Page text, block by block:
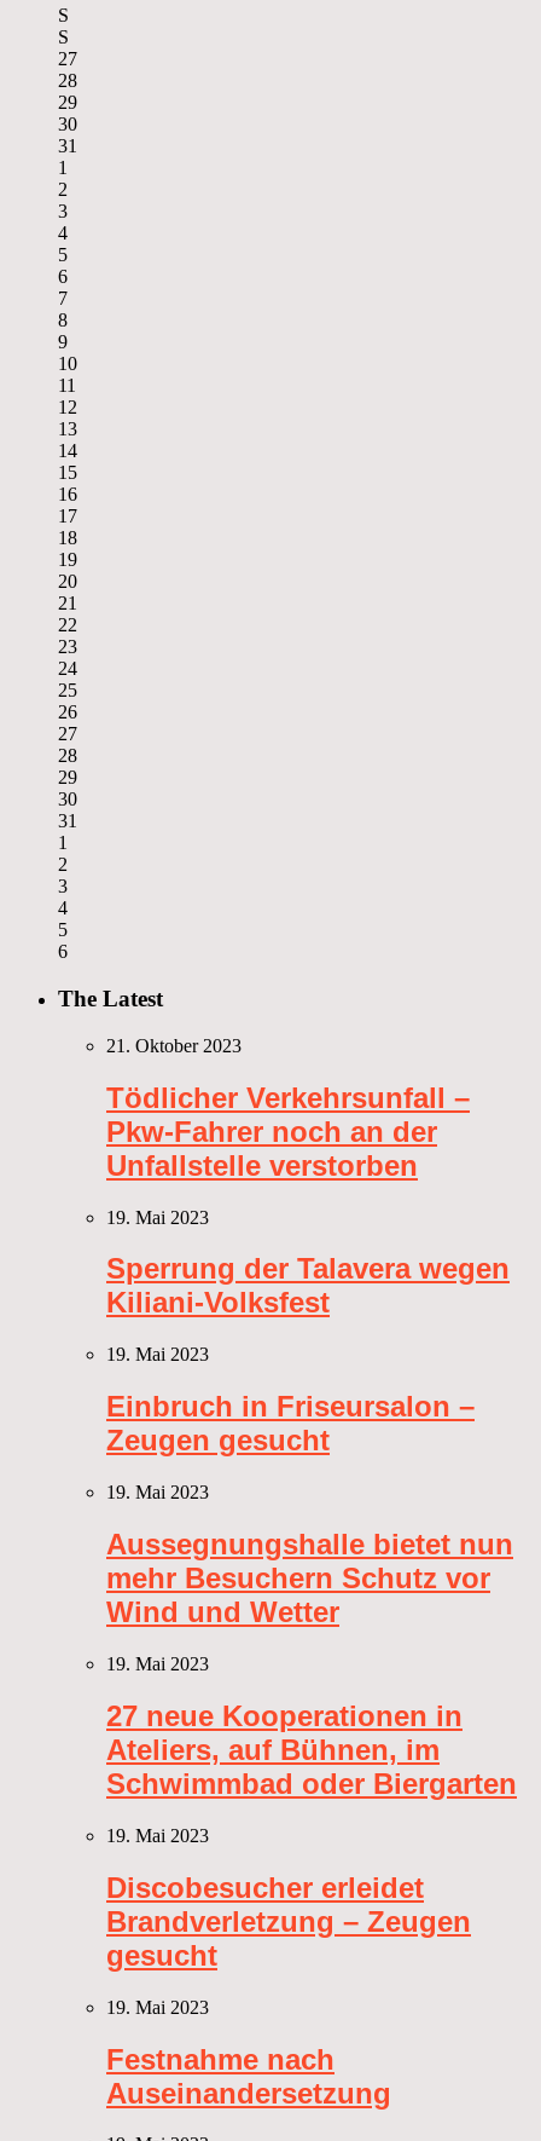
S
S
27
28
29
30
31
1
2
3
4
5
6
7
8
9
10
11
12
13
14
15
16
17
18
19
20
21
22
23
24
25
26
27
28
29
30
31
1
2
3
4
5
6
The Latest
21. Oktober 2023
Tödlicher Verkehrsunfall –
Pkw-Fahrer noch an der
Unfallstelle verstorben
19. Mai 2023
Sperrung der Talavera wegen
Kiliani-Volksfest
19. Mai 2023
Einbruch in Friseursalon –
Zeugen gesucht
19. Mai 2023
Aussegnungshalle bietet nun
mehr Besuchern Schutz vor
Wind und Wetter
19. Mai 2023
27 neue Kooperationen in
Ateliers, auf Bühnen, im
Schwimmbad oder Biergarten
19. Mai 2023
Discobesucher erleidet
Brandverletzung – Zeugen
gesucht
19. Mai 2023
Festnahme nach
Auseinandersetzung